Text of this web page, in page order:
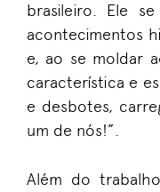
brasileiro. Ele
acontecimentos
e, ao se moldar
característica e
e desbotes,
um de nós!”.
Além do